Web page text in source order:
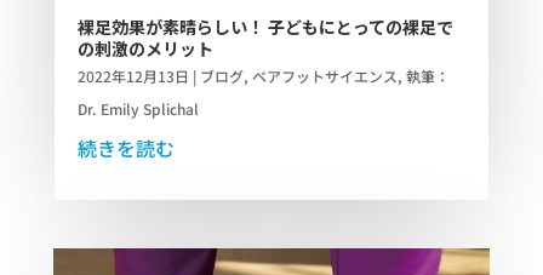
裸足効果が素晴らしい！ 子どもにとっての裸足で
の刺激のメリット
2022年12月13日 | ブログ, ベアフットサイエンス, 執筆：
Dr. Emily Splichal
続きを読む